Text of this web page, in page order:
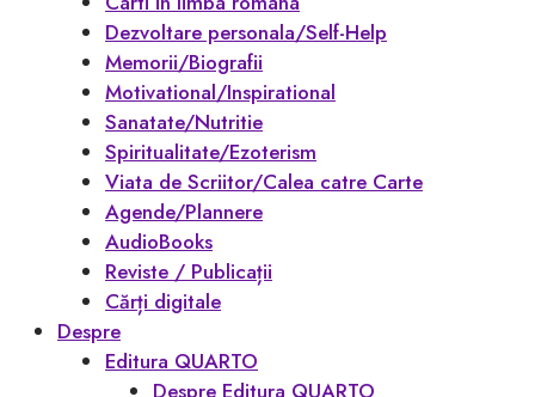
Dezvoltare personala/Self-Help
Memorii/Biografii
Motivational/Inspirational
Sanatate/Nutritie
Spiritualitate/Ezoterism
Viata de Scriitor/Calea catre Carte
Agende/Plannere
AudioBooks
Reviste / Publicații
Cărți digitale
Despre
Editura QUARTO
Despre Editura QUARTO